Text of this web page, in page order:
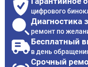
цифрового
Диагностика
ремонт по
Бесплатный
в день
Срочный